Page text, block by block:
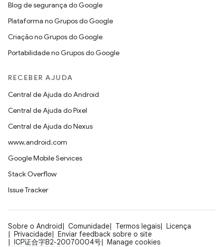
Blog de segurança do Google
Plataforma no Grupos do Google
Criação no Grupos do Google
Portabilidade no Grupos do Google
RECEBER AJUDA
Central de Ajuda do Android
Central de Ajuda do Pixel
Central de Ajuda do Nexus
www.android.com
Google Mobile Services
Stack Overflow
Issue Tracker
Sobre o Android Comunidade Termos legais
Licença
Privacidade
Enviar feedback sobre o site
ICP证合字B2-20070004号
Manage cookies